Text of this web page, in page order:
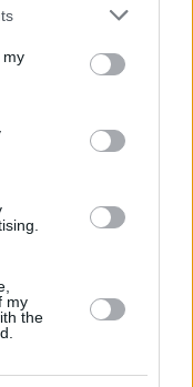
or more Google
You may click to
third-party tags to
in below Google
my
my
the
fields are marked*